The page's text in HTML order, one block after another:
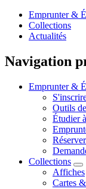
Emprunter &
Collections
Actualités
Navigation
Emprunter &
Outils
Étudier
Collections
Affiches
Cartes